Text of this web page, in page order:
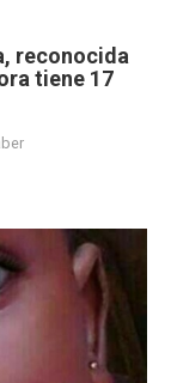
reconocida
tiene 17